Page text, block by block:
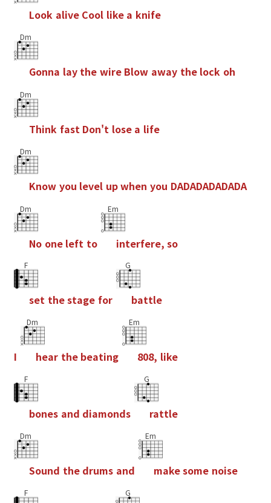
Look alive Cool like a knife
Dm
Gonna lay the wire Blow away the lock oh
Dm
Think fast Don't lose a life
Dm
Know you level upwhen you DADADADADADA
Dm
No one left to
Em
interfere, so
F
set thestage for
G
battle
I
Dm
hear the beating
Em
808, like
F
bones and diamonds
G
rattle
Dm
Sound the drums and
Em
makesome noise
F G